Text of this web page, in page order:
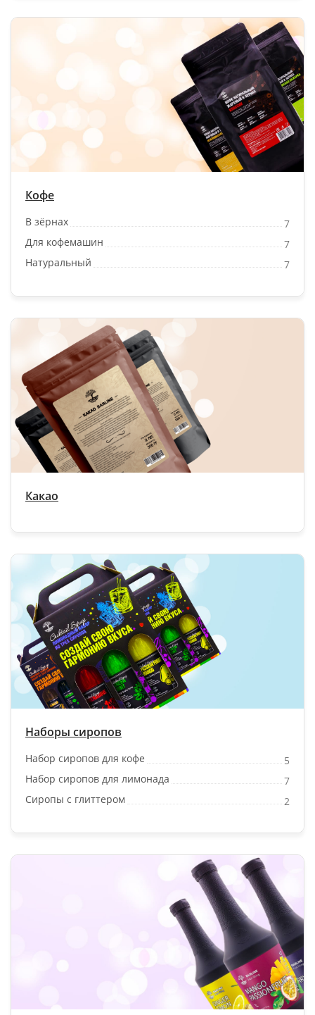
Кофе
В зёрнах
7
Для кофемашин
7
Натуральный
7
Какао
Наборы сиропов
Набор сиропов для кофе
5
Набор сиропов для лимонада
7
Сиропы с глиттером
2